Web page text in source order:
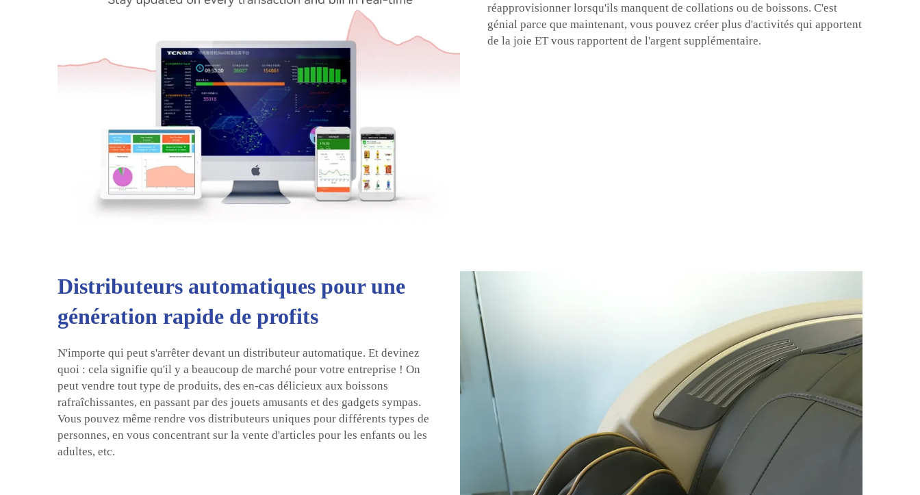
réapprovisionner lorsqu'ils manquent de collations ou de boissons. C'est
génial parce que maintenant, vous pouvez créer plus d'activités qui apportent
de la joie ET vous rapportent de l'argent supplémentaire.
Distributeurs automatiques pour une
génération rapide de profits
N'importe qui peut s'arrêter devant un distributeur automatique. Et devinez
quoi : cela signifie qu'il y a beaucoup de marché pour votre entreprise ! On
peut vendre tout type de produits, des en-cas délicieux aux boissons
rafraîchissantes, en passant par des jouets amusants et des gadgets sympas.
Vous pouvez même rendre vos distributeurs uniques pour différents types de
personnes, en vous concentrant sur la vente d'articles pour les enfants ou les
adultes, etc.